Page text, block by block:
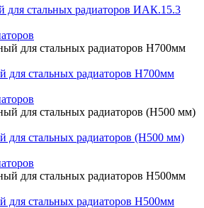
для стальных радиаторов ИАК.15.3
для стальных радиаторов Н700мм
для стальных радиаторов (Н500 мм)
для стальных радиаторов Н500мм